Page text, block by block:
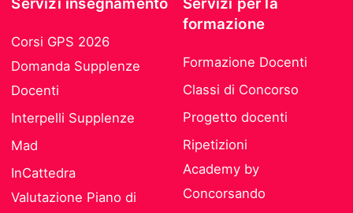
Corsi GPS 2026
Domanda Supplenze
Docenti
Interpelli Supplenze
Mad
InCattedra
Valutazione Piano di
formazione
Formazione Docenti
Classi di Concorso
Progetto docenti
Ripetizioni
Academy by
Concorsando